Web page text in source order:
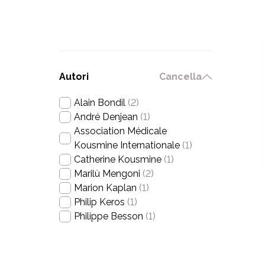
Autori Cancella
Alain Bondil (2)
André Denjean (1)
Association Médicale
Kousmine Internationale (1)
Catherine Kousmine (1)
Marilù Mengoni (2)
Marion Kaplan (1)
Philip Keros (1)
Philippe Besson (1)